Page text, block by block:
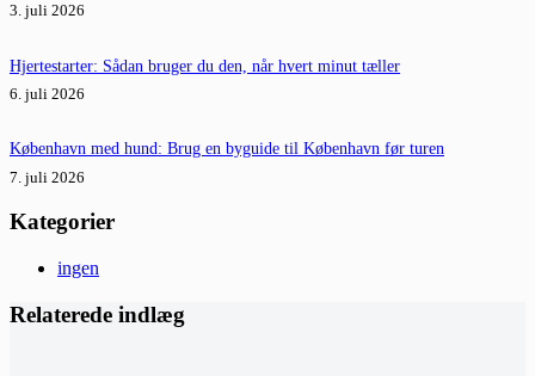
3. juli 2026
Hjertestarter: Sådan bruger du den, når hvert minut tæller
6. juli 2026
København med hund: Brug en byguide til København før turen
7. juli 2026
Kategorier
ingen
Relaterede indlæg